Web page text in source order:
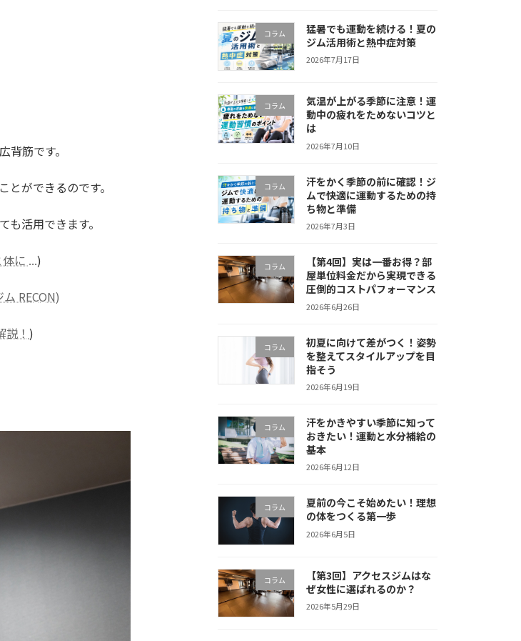
筋です。
ができるのです。
活用できます。
に ...)
RECON)
！ )
コラム
猛暑でも運動を続ける！夏の
ジム活用術と熱中症対策
2026年7月17日
コラム
気温が上がる季節に注意！運
動中の疲れをためないコツと
は
2026年7月10日
コラム
汗をかく季節の前に確認！ジ
ムで快適に運動するための持
ち物と準備
2026年7月3日
コラム
【第4回】実は一番お得？部
屋単位料金だから実現できる
圧倒的コストパフォーマンス
2026年6月26日
コラム
初夏に向けて差がつく！姿勢
を整えてスタイルアップを目
指そう
2026年6月19日
コラム
汗をかきやすい季節に知って
おきたい！運動と水分補給の
基本
2026年6月12日
コラム
夏前の今こそ始めたい！理想
の体をつくる第一歩
2026年6月5日
コラム
【第3回】アクセスジムはな
ぜ女性に選ばれるのか？
2026年5月29日